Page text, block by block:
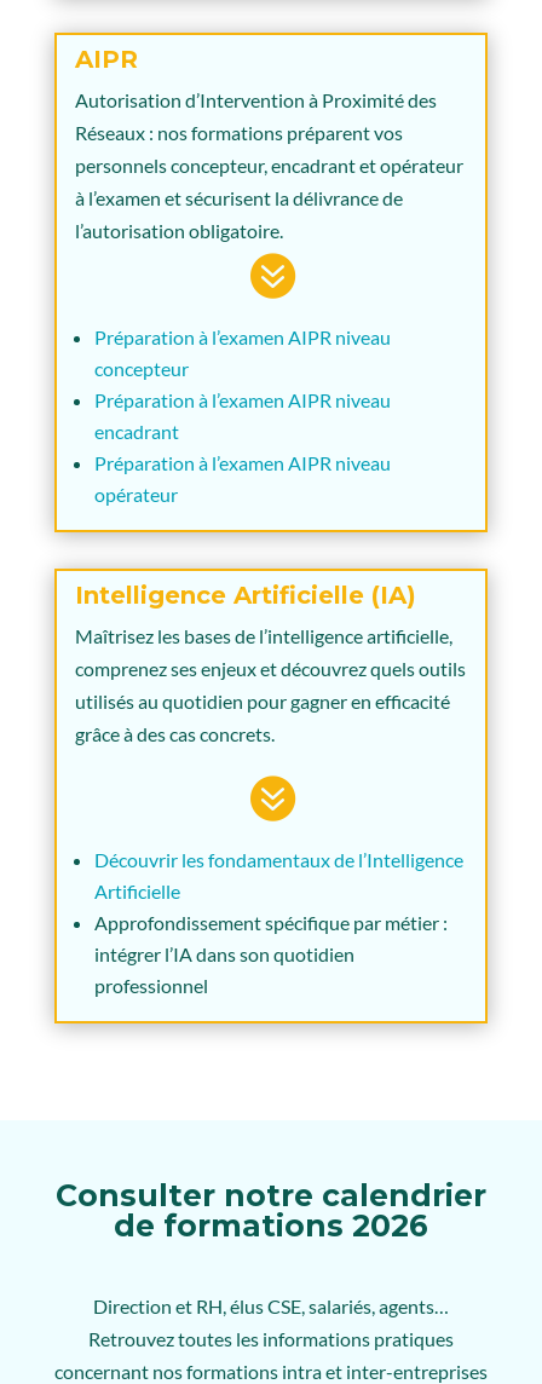
AIPR
Autorisation d’Intervention à Proximité des
Réseaux : nos formations préparent vos
personnels concepteur, encadrant et opérateur
à l’examen et sécurisent la délivrance de
l’autorisation obligatoire.

Préparation à l’examen AIPR niveau
concepteur
Préparation à l’examen AIPR niveau
encadrant
Préparation à l’examen AIPR niveau
opérateur
Intelligence Artificielle (IA)
Maîtrisez les bases de l’intelligence artificielle,
comprenez ses enjeux et découvrez quels outils
utilisés au quotidien pour gagner en efficacité
grâce à des cas concrets.

Découvrir les fondamentaux de l’Intelligence
Artificielle
Approfondissement spécifique par métier :
intégrer l’IA dans son quotidien
professionnel
Consulter notre calendrier
de formations 2026
Direction et RH, élus CSE, salariés, agents…
Retrouvez toutes les informations pratiques
concernant nos formations intra et inter-entreprises